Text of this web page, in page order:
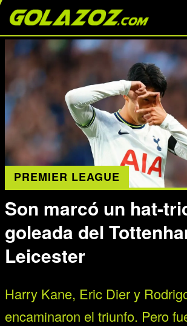
PREMIER LEAGUE
Son marcó un hat-
goleada del
Leicester
Harry Kane, Eric Dier y
encaminaron el triunfo. Pero